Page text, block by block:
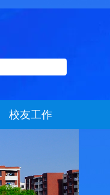
校友工作